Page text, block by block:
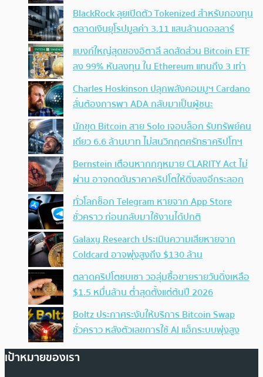
BlackRock ลุยเปิดตัว Tokenized สำหรับกองทุน
ตลาดเงินยุโรปมูลค่า 3.11 แสนล้านดอลลาร์
แบงก์ใหญ่สุดของอิตาลี ลดสัดส่วน Bitcoin ETF
ลง 99% หันลงทุน ใน Ethereum แทนถึง 3 เท่า
Charles Hoskinson ปลุกพลังคอมมูฯ Cardano
ลั่นต้องการพา ADA กลับมาเป็นผู้ชนะ
นักขุด Bitcoin สาย Solo เจอบล็อก รับทรัพย์คน
เดียว 6.6 ล้านบาท ไม่สนวิกฤตศรัทธาคริปโทฯ
Bernstein เตือนหากกฎหมาย CLARITY Act ไม่
ผ่าน อาจกดดันราคาคริปโตให้ดิ่งลงอีกระลอก
ทั่วโลกช็อก Telegram หายจาก App Store
ชั่วคราว ก่อนกลับมาใช้งานได้ปกติ
Galaxy Research ประเมินความเสียหายจาก
Coldcard อาจพุ่งสูงถึง $130 ล้าน
ตลาดคริปโตซบเซา วอลุ่มซื้อขายรายวันดิ่งเหลือ
$1.5 หมื่นล้าน ต่ำสุดตั้งแต่ต้นปี 2026
Boltz ประกาศระงับให้บริการ Bitcoin Swap
ชั่วคราว หลังตัวเลขการใช้ AI แฮ็กระบบพุ่งสูง
เป้าหมายของเรา